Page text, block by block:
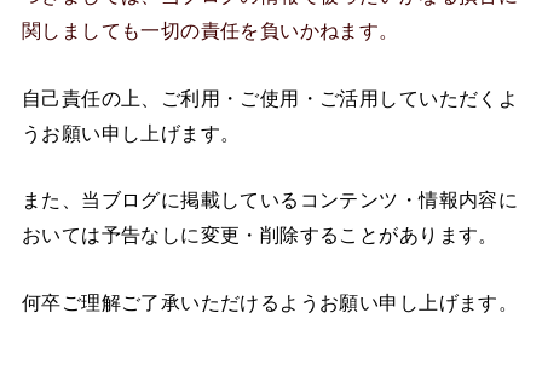
関しましても一切の責任を負いかねます。
自己責任の上、ご利用・ご使用・ご活用していただくよ
うお願い申し上げます。
また、当ブログに掲載しているコンテンツ・情報内容に
おいては予告なしに変更・削除することがあります。
何卒ご理解ご了承いただけるようお願い申し上げます。